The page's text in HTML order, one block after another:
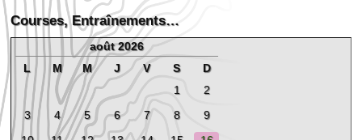
Courses, Entraînements…
août 2026
L
M M J V S
D
1
2
3
4 5 6 7 8
9